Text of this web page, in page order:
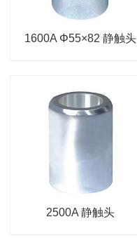
1600A Φ55×82 静触头
2500A 静触头